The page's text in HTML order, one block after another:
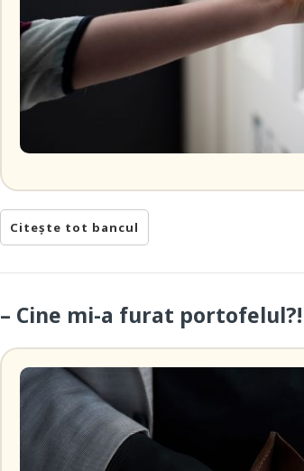
Citește tot bancul
– Cine mi-a furat portofelul?!